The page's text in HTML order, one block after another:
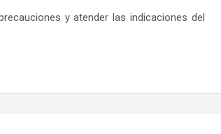
y atender las indicaciones del